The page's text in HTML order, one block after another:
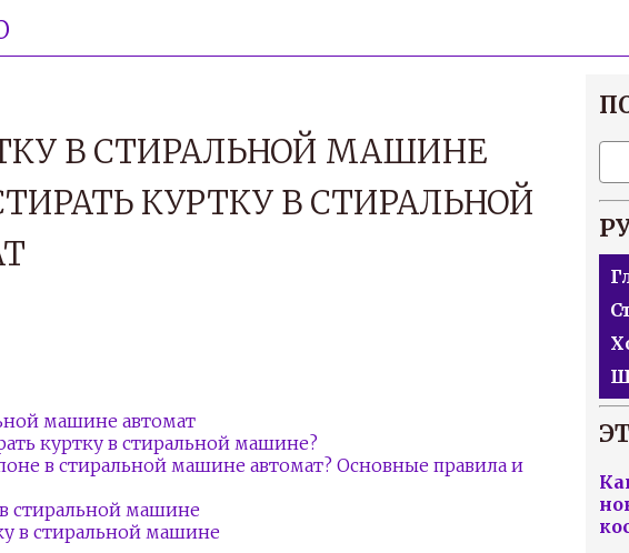
В СТИРАЛЬНОЙ МАШИНЕ
КУРТКУ В СТИРАЛЬНОЙ
машине автомат
куртку в стиральной машине?
в стиральной машине автомат? Основные правила и
стиральной машине
в стиральной машине